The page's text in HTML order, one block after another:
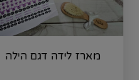
מארז לידה דגם הילה